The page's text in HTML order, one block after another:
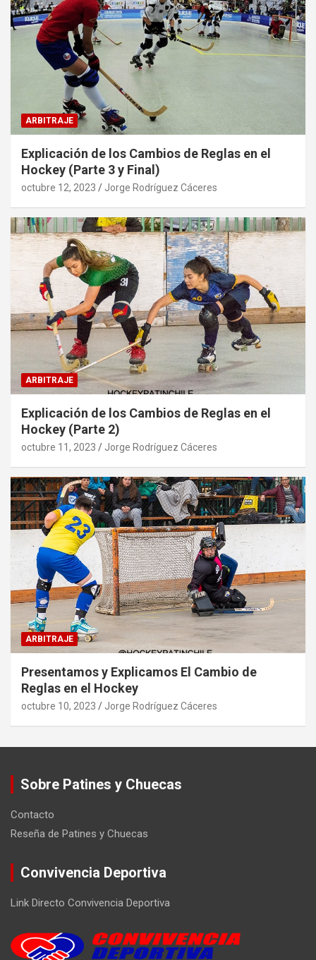
ARBITRAJE
Explicación de los Cambios de Reglas en el
Hockey (Parte 3 y Final)
octubre 12, 2023 Jorge Rodríguez Cáceres
ARBITRAJE
Explicación de los Cambios de Reglas en el
Hockey (Parte 2)
octubre 11, 2023 Jorge Rodríguez Cáceres
ARBITRAJE
Presentamos y Explicamos El Cambio de
Reglas en el Hockey
octubre 10, 2023 Jorge Rodríguez Cáceres
Sobre Patines y Chuecas
Contacto
Reseña de Patines y Chuecas
Convivencia Deportiva
Link Directo Convivencia Deportiva